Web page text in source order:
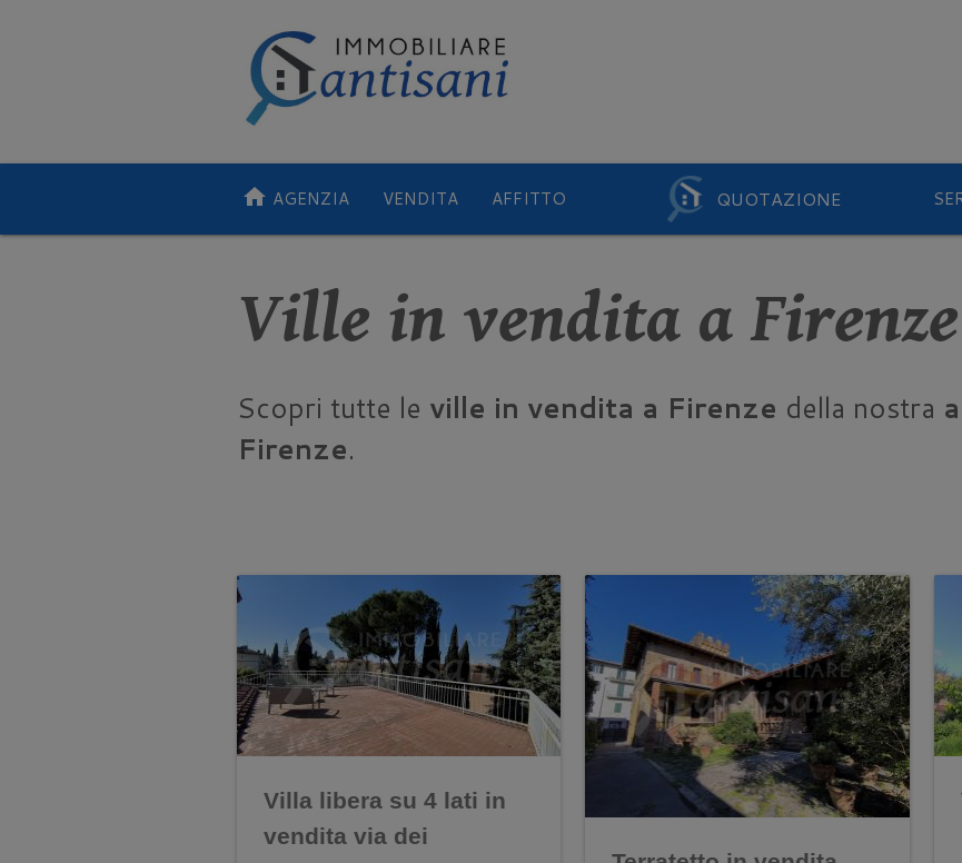
home AGENZIA VENDITA AFFITTO QUOTAZIONE
Ville in vendita a Firenze
Scopri tutte le ville in vendita a Firenze della nostra
Firenze.
Villa libera su 4 lati in
vendita via dei